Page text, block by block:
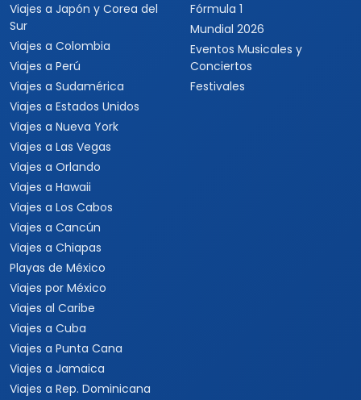
Viajes a Japón y Corea del
Sur
Viajes a Colombia
Viajes a Perú
Viajes a Sudamérica
Viajes a Estados Unidos
Viajes a Nueva York
Viajes a Las Vegas
Viajes a Orlando
Viajes a Hawaii
Viajes a Los Cabos
Viajes a Cancún
Viajes a Chiapas
Playas de México
Viajes por México
Viajes al Caribe
Viajes a Cuba
Viajes a Punta Cana
Viajes a Jamaica
Viajes a Rep. Dominicana
Fórmula 1
Mundial 2026
Eventos Musicales y
Conciertos
Festivales